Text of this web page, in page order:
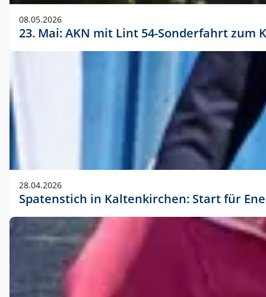
08.05.2026
23. Mai: AKN mit Lint 54-Sonderfahrt
28.04.2026
Spatenstich in Kaltenkirchen: Start für